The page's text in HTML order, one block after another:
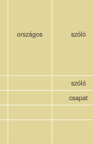
országos szóló
szóló
csapat